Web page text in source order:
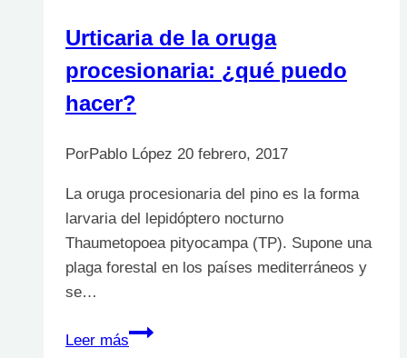
Urticaria de la oruga
procesionaria: ¿qué puedo
hacer?
PorPablo López 20 febrero, 2017
La oruga procesionaria del pino es la forma
larvaria del lepidóptero nocturno
Thaumetopoea pityocampa (TP). Supone una
plaga forestal en los países mediterráneos y
se…
Leer más
Urticaria